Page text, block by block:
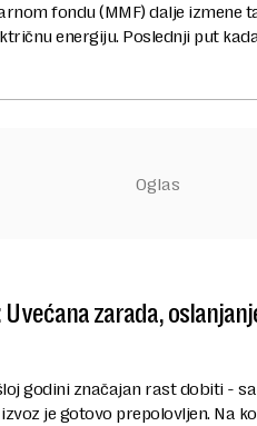
fondu (MMF) dalje izmene
energiju. Poslednji put
zarada,
godini značajan rast dobiti - sa
je gotovo prepolovljen. Na